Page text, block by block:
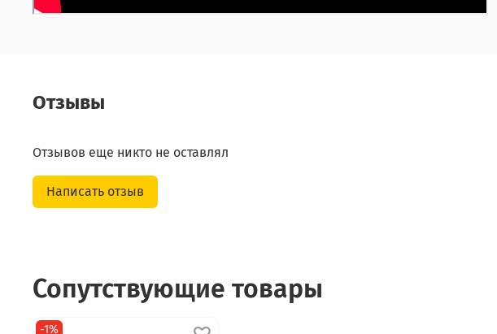
Отзывы
Отзывов еще никто не оставлял
Написать отзыв
Сопутствующие товары
-1%